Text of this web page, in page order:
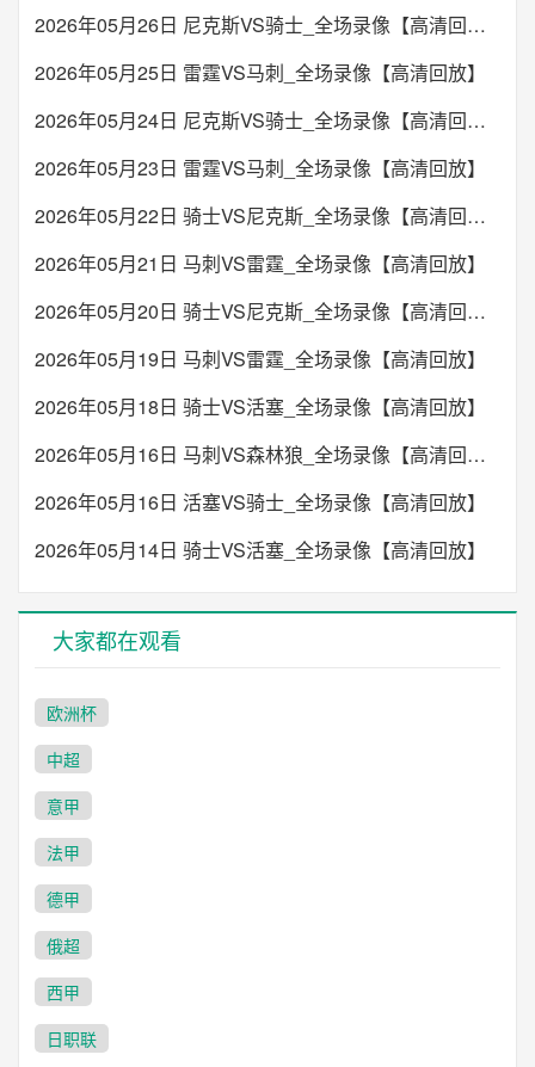
2026年05月26日 尼克斯VS骑士_全场录像【高清回放】
2026年05月25日 雷霆VS马刺_全场录像【高清回放】
2026年05月24日 尼克斯VS骑士_全场录像【高清回放】
2026年05月23日 雷霆VS马刺_全场录像【高清回放】
2026年05月22日 骑士VS尼克斯_全场录像【高清回放】
2026年05月21日 马刺VS雷霆_全场录像【高清回放】
2026年05月20日 骑士VS尼克斯_全场录像【高清回放】
2026年05月19日 马刺VS雷霆_全场录像【高清回放】
2026年05月18日 骑士VS活塞_全场录像【高清回放】
2026年05月16日 马刺VS森林狼_全场录像【高清回放】
2026年05月16日 活塞VS骑士_全场录像【高清回放】
2026年05月14日 骑士VS活塞_全场录像【高清回放】
大家都在观看
欧洲杯
中超
意甲
法甲
德甲
俄超
西甲
日职联